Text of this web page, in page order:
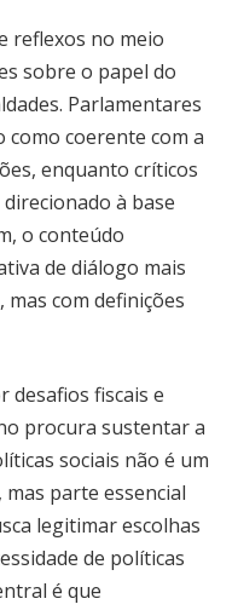
reflexos no meio
sobre o papel do
Parlamentares
como coerente com a
enquanto críticos
à base
o conteúdo
de diálogo mais
com definições
desafios fiscais e
procura sustentar a
sociais não é um
parte essencial
legitimar escolhas
de políticas
é que